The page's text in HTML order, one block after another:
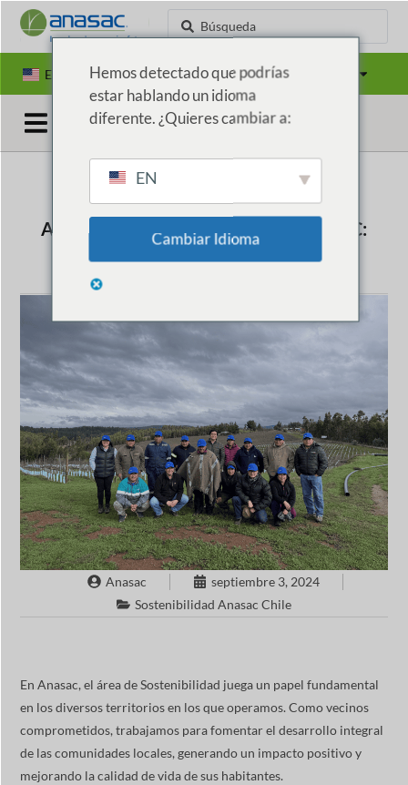
EN ES PT
ALIANZA VIÑA SAN PEDRO – ANASAC:
POTENCIANDO EL DESARROLLO
SOSTENIBLE EN LA ARAUCANÍA
Anasac
septiembre 3, 2024
Sostenibilidad Anasac Chile
En Anasac, el área de Sostenibilidad juega un papel fundamental
en los diversos territorios en los que operamos. Como vecinos
comprometidos, trabajamos para fomentar el desarrollo integral
de las comunidades locales, generando un impacto positivo y
mejorando la calidad de vida de sus habitantes.
Hemos detectado que podrías
estar hablando un idioma
diferente. ¿Quieres cambiar a:
EN
Cambiar Idioma